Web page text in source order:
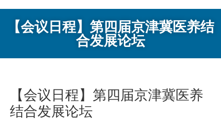
【会议日程】第四届京津冀医养结
合发展论坛
【会议日程】第四届京津冀医养
结合发展论坛